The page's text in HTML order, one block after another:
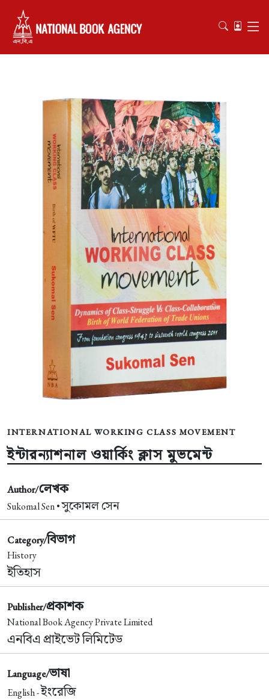
INTERNATIONAL WORKING CLASS MOVEMENT
ইন্টারন্যাশনাল ওয়ার্কিং ক্লাস মুভমেন্ট
Author/লেখক
Sukomal Sen •সুকোমল সেন
Category/বিভাগ
History
ইতিহাস
Publisher/প্রকাশক
National Book Agency Private Limited
এনবিএ প্রাইভেট লিমিটেড
Language/ভাষা
English -ইংরেজি